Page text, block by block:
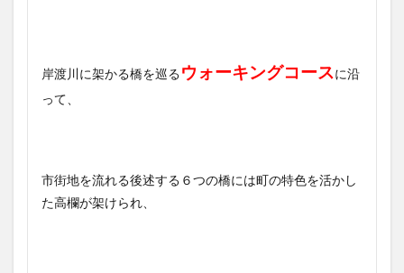
岸渡川に架かる橋を巡るウォーキングコースに沿
って、
市街地を流れる後述する６つの橋には町の特色を活かし
た高欄が架けられ、